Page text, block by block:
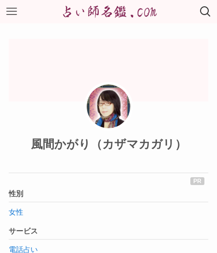
風間かがり（カザマカガリ）
性別
女性
サービス
電話占い